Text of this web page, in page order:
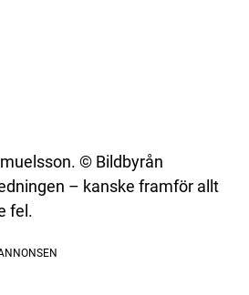
© Bildbyrån
– kanske framför allt
fel.